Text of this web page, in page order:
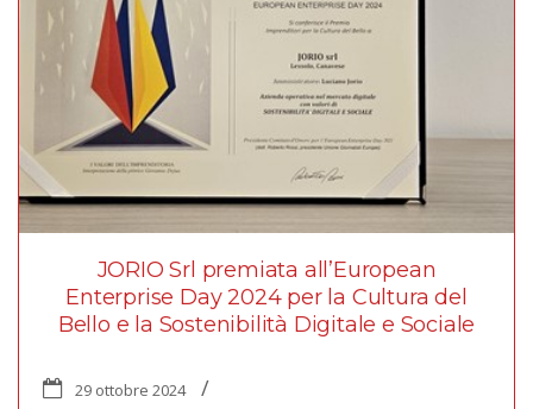
JORIO Srl premiata all’European
Enterprise Day 2024 per la Cultura del
Bello e la Sostenibilità Digitale e Sociale
29 ottobre 2024